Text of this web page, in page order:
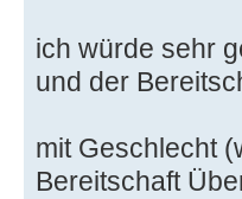
ich würde sehr
und der
mit Geschlecht
Bereitschaft